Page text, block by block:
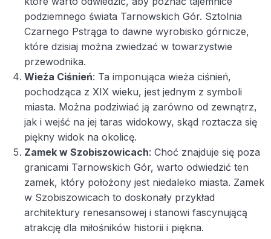
podziemnego świata Tarnowskich Gór. Sztolnia
Czarnego Pstrąga to dawne wyrobisko górnicze,
które dzisiaj można zwiedzać w towarzystwie
przewodnika.
Wieża Ciśnień: Ta imponująca wieża ciśnień,
pochodząca z XIX wieku, jest jednym z symboli
miasta. Można podziwiać ją zarówno od zewnątrz,
jak i wejść na jej taras widokowy, skąd roztacza się
piękny widok na okolicę.
Zamek w Szobiszowicach: Choć znajduje się poza
granicami Tarnowskich Gór, warto odwiedzić ten
zamek, który położony jest niedaleko miasta. Zamek
w Szobiszowicach to doskonały przykład
architektury renesansowej i stanowi fascynującą
atrakcję dla miłośników historii i piękna.